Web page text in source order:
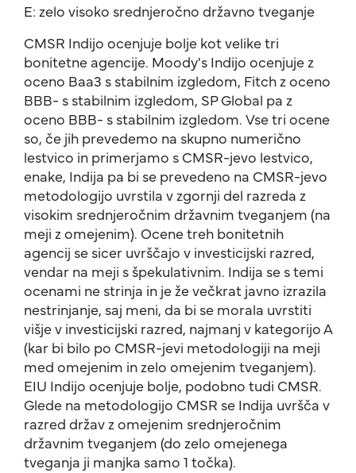
E: zelo visoko srednjeročno državno tveganje
CMSR Indijo ocenjuje bolje kot velike tri
bonitetne agencije. Moody's Indijo ocenjuje z
oceno Baa3 s stabilnim izgledom, Fitch z oceno
BBB- s stabilnim izgledom, SP Global pa z
oceno BBB- s stabilnim izgledom. Vse tri ocene
so, če jih prevedemo na skupno numerično
lestvico in primerjamo s CMSR-jevo lestvico,
enake, Indija pa bi se prevedeno na CMSR-jevo
metodologijo uvrstila v zgornji del razreda z
visokim srednjeročnim državnim tveganjem (na
meji z omejenim). Ocene treh bonitetnih
agencij se sicer uvrščajo v investicijski razred,
vendar na meji s špekulativnim. Indija se s temi
ocenami ne strinja in je že večkrat javno izrazila
nestrinjanje, saj meni, da bi se morala uvrstiti
višje v investicijski razred, najmanj v kategorijo A
(kar bi bilo po CMSR-jevi metodologiji na meji
med omejenim in zelo omejenim tveganjem).
EIU Indijo ocenjuje bolje, podobno tudi CMSR.
Glede na metodologijo CMSR se Indija uvršča v
razred držav z omejenim srednjeročnim
državnim tveganjem (do zelo omejenega
tveganja ji manjka samo 1 točka).